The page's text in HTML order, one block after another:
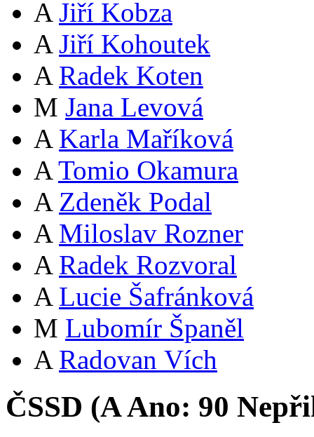
A Jiří Kobza
A Jiří Kohoutek
A Radek Koten
M Jana Levová
A Karla Maříková
A Tomio Okamura
A Zdeněk Podal
A Miloslav Rozner
A Radek Rozvoral
A Lucie Šafránková
M Lubomír Španěl
A Radovan Vích
ČSSD (AAno: 90